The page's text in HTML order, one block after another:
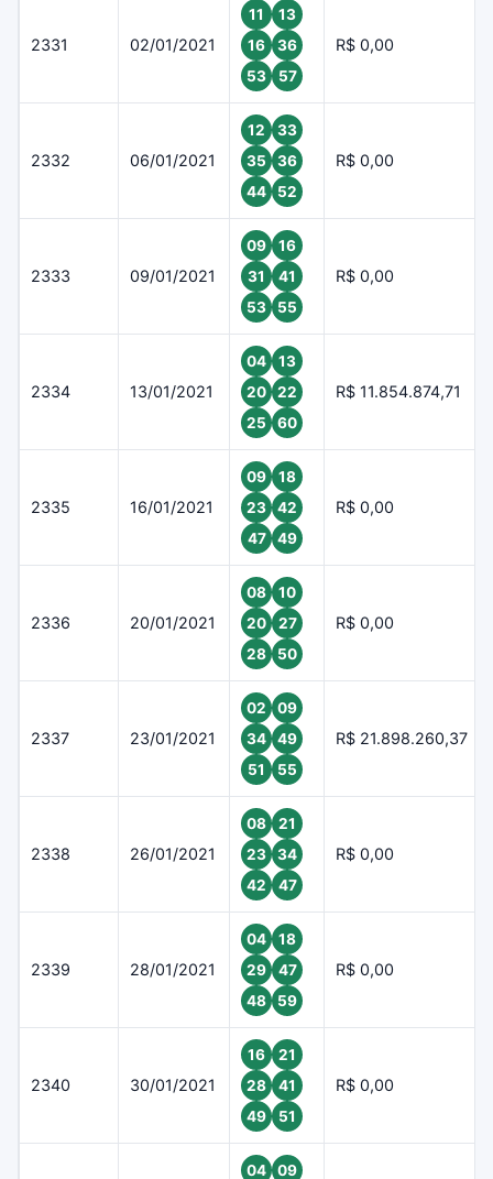
2331 02/01/2021
11
13
16
36
53
57
R$ 0,00
2332 06/01/2021
12
33
35
36
44
52
R$ 0,00
2333 09/01/2021
09
16
31
41
53
55
R$ 0,00
2334 13/01/2021
04
13
20
22
25
60
R$ 11.854.874,71
2335 16/01/2021
09
18
23
42
47
49
R$ 0,00
2336 20/01/2021
08
10
20
27
28
50
R$ 0,00
2337 23/01/2021
02
09
34
49
51
55
R$ 21.898.260,37
2338 26/01/2021
08
21
23
34
42
47
R$ 0,00
2339 28/01/2021
04
18
29
47
48
59
R$ 0,00
2340 30/01/2021
16
21
28
41
49
51
R$ 0,00
04 09